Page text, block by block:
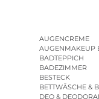
AUGENCREME
AUGENMAKEUP
BADTEPPICH
BADEZIMMER
BESTECK
BETTWÄSCHE &
DEO &